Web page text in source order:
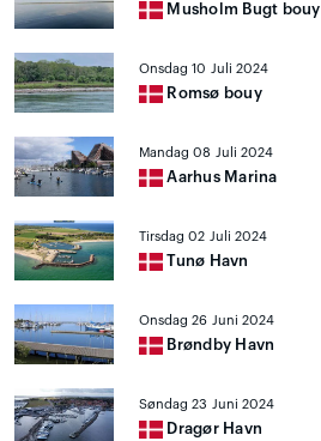
Musholm Bugt bouy
Onsdag 10 Juli 2024
Romsø bouy
Mandag 08 Juli 2024
Aarhus Marina
Tirsdag 02 Juli 2024
Tunø Havn
Onsdag 26 Juni 2024
Brøndby Havn
Søndag 23 Juni 2024
Dragør Havn